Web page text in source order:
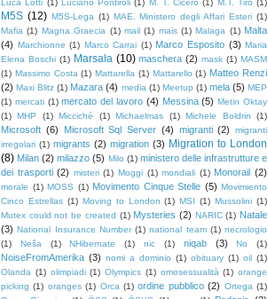
Luca Lotti (1) Luciano Pontiroli (1) M. T. Cicero (1) M.T. Tiro (1)
M5S (12) M5S-Lega (1) MAE. Ministero degli Affari Esteri (1)
Mafia (1) Magna Graecia (1) mail (1) mais (1) Malaga (1) Malta
(4) Marchionne (1) Marco Carrai (1) Marco Esposito (3) Maria
Elena Boschi (1) Marsala (10) maschera (2) mask (1) MASM
(1) Massimo Costa (1) Mattarella (1) Mattarello (1) Matteo Renzi
(2) Maxi Blitz (1) Mazara (4) media (1) Meetup (1) mela (5) MEP
(1) mercati (1) mercato del lavoro (4) Messina (5) Metin Oktay
(1) MHP (1) Micciché (1) Michaelmas (1) Michele Boldrin (1)
Microsoft (6) Microsoft Sql Server (4) migranti (2)
migranti
irregolari (1) migrants (2) migration (3) Migration to London
(8) Milan (2) milazzo (5) Milo (1) ministero delle infrastrutture e
dei trasporti (2) misteri (1) Moggi (1) mondiali (1) Monorail (2)
morale (1) MOSS (1) Movimento Cinque Stelle (5) Movimiento
Cinco Estrellas (1) Moving to London (1) MSI (1) Mussolini (1)
Mutex could not be created (1) Mysteries (2) NARIC (1) Natale
(3) National Insurance Number (1) national team (1) necrologio
(1)
Neša (1) NHibernate (1) nic (1) niqab (3) No (1)
NoiseFromAmerika (3) nomi a dominio (1) obituary (1) oil (1)
Olanda (1) olimpiadi (1) Olympics (1) omosessualità (1) orange
picking (1) oranges (1) Orca (1) ordine pubblico (2) Ortega (1)